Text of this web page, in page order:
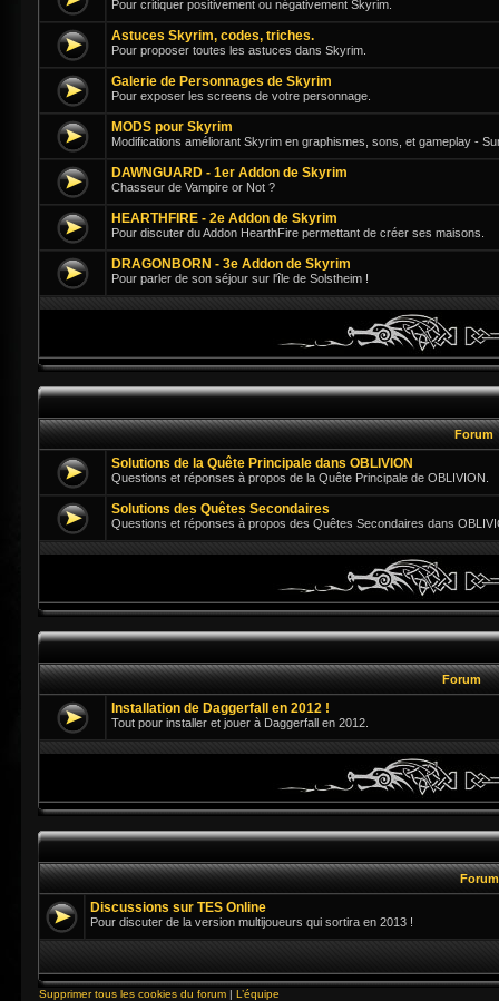
Pour critiquer positivement ou négativement Skyrim.
Astuces Skyrim, codes, triches.
Pour proposer toutes les astuces dans Skyrim.
Galerie de Personnages de Skyrim
Pour exposer les screens de votre personnage.
MODS pour Skyrim
Modifications améliorant Skyrim en graphismes, sons, et gameplay -
DAWNGUARD - 1er Addon de Skyrim
Chasseur de Vampire or Not ?
HEARTHFIRE - 2e Addon de Skyrim
Pour discuter du Addon HearthFire permettant de créer ses maisons.
DRAGONBORN - 3e Addon de Skyrim
Pour parler de son séjour sur l'île de Solstheim !
Forum
Solutions de la Quête Principale dans OBLIVION
Questions et réponses à propos de la Quête Principale de OBLIVION.
Solutions des Quêtes Secondaires
Questions et réponses à propos des Quêtes Secondaires dans
Forum
Installation de Daggerfall en 2012 !
Tout pour installer et jouer à Daggerfall en 2012.
Discussions sur TES Online
Pour discuter de la version multijoueurs qui sortira en 2013 !
Supprimer tous les cookies du forum | L’équipe